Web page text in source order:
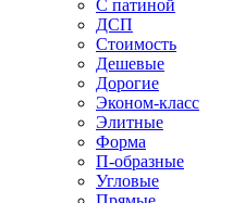
С патиной
ДСП
Стоимость
Дешевые
Дорогие
Эконом-класс
Элитные
Форма
П-образные
Угловые